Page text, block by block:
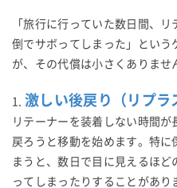
「旅行に行っていた数日間、
倒でサボってしまった」という
が、その代償は小さくありませ
1. 激しい後戻り（リプラ
リテーナーを装着しない時間が
戻ろうと移動を始めます。特に
まうと、数日で目に見えるほ
ってしまったりすることがあり